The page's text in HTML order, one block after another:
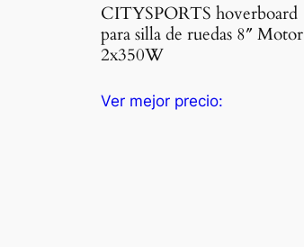
CITYSPORTS hoverboard
para silla de ruedas 8″ Motor
2x350W
Ver mejor precio: